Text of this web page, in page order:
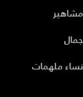
مشاهير
جمال
نساء ملهمات